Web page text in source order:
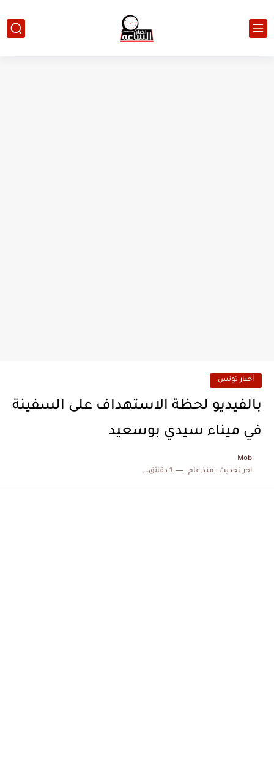
أخبار تونس
بالفيديو لحظة الاستهداف على السفينة
في ميناء سيدي بوسعيد
Mob
اخر تحديث :منذ عام 1 دقائق للقراءة